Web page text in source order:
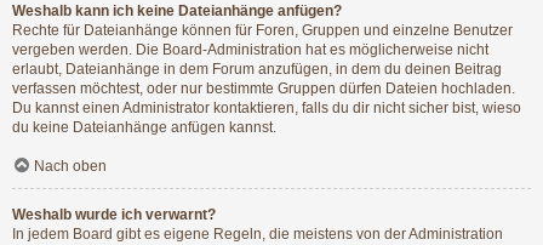
Weshalb kann ich keine Dateianhänge anfügen?
Rechte für Dateianhänge können für Foren, Gruppen und einzelne Benutzer
vergeben werden. Die Board-Administration hat es möglicherweise nicht
erlaubt, Dateianhänge in dem Forum anzufügen, in dem du deinen Beitrag
verfassen möchtest, oder nur bestimmte Gruppen dürfen Dateien hochladen.
Du kannst einen Administrator kontaktieren, falls du dir nicht sicher bist, wieso
du keine Dateianhänge anfügen kannst.
Nach oben
Weshalb wurde ich verwarnt?
In jedem Board gibt es eigene Regeln, die meistens von der Administration